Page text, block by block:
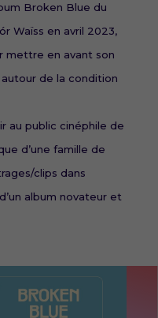
Broken Blue du
Waïss en avril 2023,
mettre en avant son
de la condition
au public cinéphile de
d’une famille de
clips dans
album novateur et